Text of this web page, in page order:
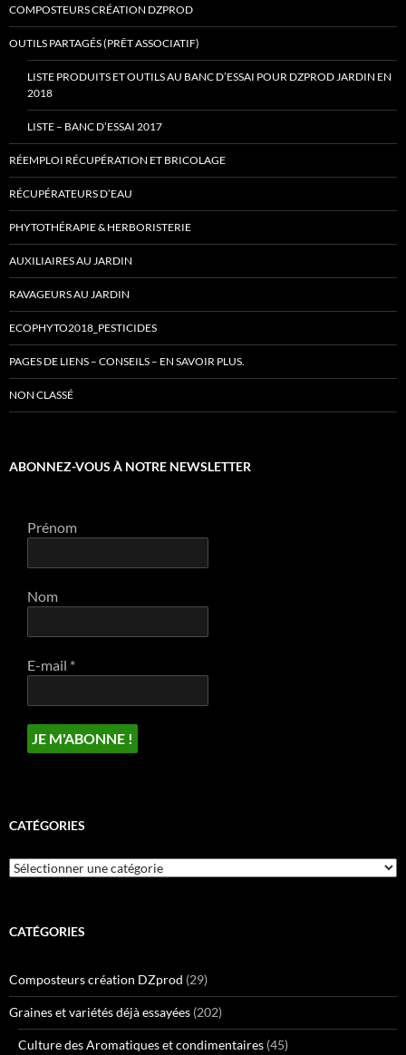
COMPOSTEURS CRÉATION DZPROD
OUTILS PARTAGÉS (PRÊT ASSOCIATIF)
LISTE PRODUITS ET OUTILS AU BANC D’ESSAI POUR DZPROD JARDIN EN
2018
LISTE – BANC D’ESSAI 2017
RÉEMPLOI RÉCUPÉRATION ET BRICOLAGE
RÉCUPÉRATEURS D’EAU
PHYTOTHÉRAPIE & HERBORISTERIE
AUXILIAIRES AU JARDIN
RAVAGEURS AU JARDIN
ECOPHYTO2018_PESTICIDES
PAGES DE LIENS – CONSEILS – EN SAVOIR PLUS.
NON CLASSÉ
ABONNEZ-VOUS À NOTRE NEWSLETTER
Prénom
Nom
E-mail *
CATÉGORIES
Catégories
CATÉGORIES
Composteurs création DZprod (29)
Graines et variétés déjà essayées (202)
Culture des Aromatiques et condimentaires (45)